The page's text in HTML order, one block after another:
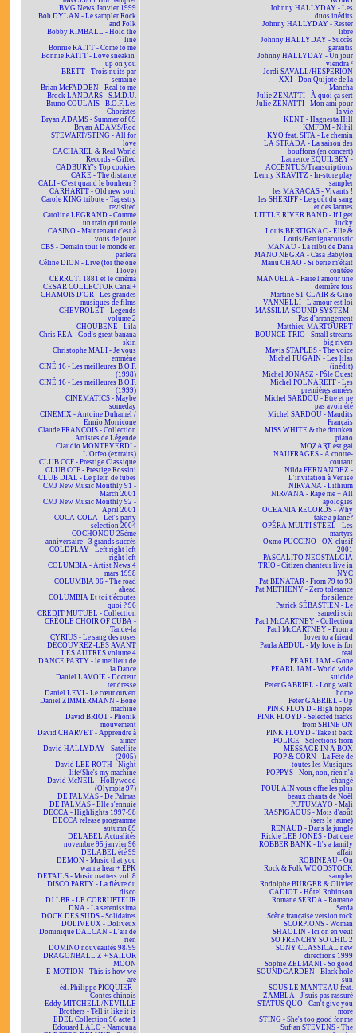
BMG News Janvier 1999
Bob DYLAN - Le sampler Rock
and Folk
Bobby KIMBALL - Hold the
line
Bonnie RAITT - Come to me
Bonnie RAITT - Love sneakin'
up on you
BRETT - Trois nuits par
semaine
Brian McFADDEN - Real to me
Brock LANDARS - S.M.D.U.
Bruno COULAIS - B.O.F. Les
Choristes
Bryan ADAMS - Summer of 69
Bryan ADAMS/Rod
STEWART/STING - All for
love
CACHAREL & Real World
Records - Gifted
CADBURY's Top cookies
CAKE - The distance
CALI - C'est quand le bonheur ?
CARHARTT - Old new soul
Carole KING tribute - Tapestry
revisited
Caroline LEGRAND - Comme
un train qui roule
CASINO - Maintenant c'est à
vous de jouer
CBS - Demain tout le monde en
parlera
Céline DION - Live (for the one
I love)
CERRUTI 1881 et le cinéma
CESAR COLLECTOR Canal+
CHAMOIS D'OR - Les grandes
musiques de films
CHEVROLET - Legends
volume 2
CHOUBENE - Lila
Chris REA - God's great banana
skin
Christophe MALI - Je vous
emmène
CINÉ 16 - Les meilleures B.O.F.
(1998)
CINÉ 16 - Les meilleures B.O.F.
(1999)
CINEMATICS - Maybe
someday
CINEMIX - Antoine Duhamel /
Ennio Morricone
Claude FRANÇOIS - Collection
Artistes de Légende
Claudio MONTEVERDI -
L'Orfeo (extraits)
CLUB CCF - Prestige Classique
CLUB CCF - Prestige Rossini
CLUB DIAL - Le plein de tubes
CMJ New Music Monthly 91 -
March 2001
CMJ New Music Monthly 92 -
April 2001
COCA-COLA - Let's party
selection 2004
COCHONOU 25ème
anniversaire - 3 grands succès
COLDPLAY - Left right left
right left
COLUMBIA - Artist News 4
mars 1998
COLUMBIA 96 - The road
ahead
COLUMBIA Et toi t'écoutes
quoi ? 96
CRÉDIT MUTUEL - Collection
CRÉOLE CHOIR OF CUBA -
Tande-la
CYRIUS - Le sang des roses
DÉCOUVREZ-LES AVANT
LES AUTRES volume 4
DANCE PARTY - le meilleur de
la Dance
Daniel LAVOIE - Docteur
tendresse
Daniel LEVI - Le cœur ouvert
Daniel ZIMMERMANN - Bone
machine
David BRIOT - Phonik
mouvement
David CHARVET - Apprendre à
aimer
David HALLYDAY - Satellite
(2005)
David LEE ROTH - Night
life/She's my machine
David McNEIL - Hollywood
(Olympia 97)
DE PALMAS - De Palmas
DE PALMAS - Elle s'ennuie
DECCA - Highlights 1997-98
DECCA release programme
autumn 89
DELABEL Actualités
novembre 95 janvier 96
DELABEL été 99
DEMON - Music that you
wanna hear + EPK
DETAILS - Music matters vol. 8
DISCO PARTY - La fièvre du
disco
DJ LBR - LE CORRUPTEUR
DNA - La serenissima
DOCK DES SUDS - Solidaires
DOLIVEUX - Doliveux
Dominique DALCAN - L'air de
rien
DOMINO nouveautés 98/99
DRAGONBALL Z + SAILOR
MOON
E-MOTION - This is how we
are
éd. Philippe PICQUIER -
Contes chinois
Eddy MITCHELL/NEVILLE
Brothers - Tell it like it is
EDEL Collection 96 acte 1
Edouard LALO - Namouna
Johnny HALLYDAY - Les
duos inédits
Johnny HALLYDAY - Rester
libre
Johnny HALLYDAY - Succès
garantis
Johnny HALLYDAY - Un jour
viendra ²
Jordi SAVALL/HESPERION
XXI - Don Quijote de la
Mancha
Julie ZENATTI - À quoi ça sert
Julie ZENATTI - Mon ami pour
la vie
KENT - Hagnesta Hill
KMFDM - Nihil
KYO feat. SITA - Le chemin
LA STRADA - La saison des
bouffons (en concert)
Laurence EQUILBEY -
ACCENTUS/Transcriptions
Lenny KRAVITZ - In-store play
sampler
les MARACAS - Vivants !
les SHERIFF - Le goût du sang
et des larmes
LITTLE RIVER BAND - If I get
lucky
Louis BERTIGNAC - Elle &
Louis/Bertignacoustic
MANAU - La tribu de Dana
MANO NEGRA - Casa Babylon
Manu CHAO - Si berie m'était
contéee
MANUELA - Faire l'amour une
dernière fois
Martine ST-CLAIR & Gino
VANNELLI - L'amour est loi
MASSILIA SOUND SYSTEM -
Pas d'arrangement
Matthieu MARTOURET
BOUNCE TRIO - Small streams
big rivers
Mavis STAPLES - The voice
Michel FUGAIN - Les lilas
(inédit)
Michel JONASZ - Pôle Ouest
Michel POLNAREFF - Les
premières années
Michel SARDOU - Être et ne
pas avoir été
Michel SARDOU - Maudits
Français
MISS WHITE & the drunken
piano
MOZART est gai
NAUFRAGÉS - À contre-
courant
Nilda FERNANDEZ -
L'invitation à Venise
NIRVANA - Lithium
NIRVANA - Rape me + All
apologies
OCEANIA RECORDS - Why
take a plane?
OPÉRA MULTI STEEL - Les
martyrs
Oxmo PUCCINO - OX-clusif
2001
PASCALITO NEOSTALGIA
TRIO - Citizen chanteur live in
NYC
Pat BENATAR - From 79 to 93
Pat METHENY - Zero tolerance
for silence
Patrick SÉBASTIEN - Le
samedi soir
Paul McCARTNEY - Collection
Paul McCARTNEY - From a
lover to a friend
Paula ABDUL - My love is for
real
PEARL JAM - Gone
PEARL JAM - World wide
suicide
Peter GABRIEL - Long walk
home
Peter GABRIEL - Up
PINK FLOYD - High hopes
PINK FLOYD - Selected tracks
from SHINE ON
PINK FLOYD - Take it back
POLICE - Selections from
MESSAGE IN A BOX
POP & CORN - La Fête de
toutes les Musiques
POPPYS - Non, non, rien n'a
changé
POULAIN vous offre les plus
beaux chants de Noël
PUTUMAYO - Mali
RASPIGAOUS - Mois d'août
(sers le jaune)
RENAUD - Dans la jungle
Rickie LEE JONES - Dat dere
ROBBER BANK - It's a family
affair
ROBINEAU - On
Rock & Folk WOODSTOCK
sampler
Rodolphe BURGER & Olivier
CADIOT - Hôtel Robinson
Romane SERDA - Romane
Serda
Scène française version rock
SCORPIONS - Woman
SHAOLIN - Ici on en veut
SO FRENCHY SO CHIC 2
SONY CLASSICAL new
directions 1999
Sophie ZELMANI - So good
SOUNDGARDEN - Black hole
sun
SOUS LE MANTEAU feat.
ZAMBLA - J'suis pas rassuré
STATUS QUO - Can't give you
more
STING - She's too good for me
Sufjan STEVENS - The